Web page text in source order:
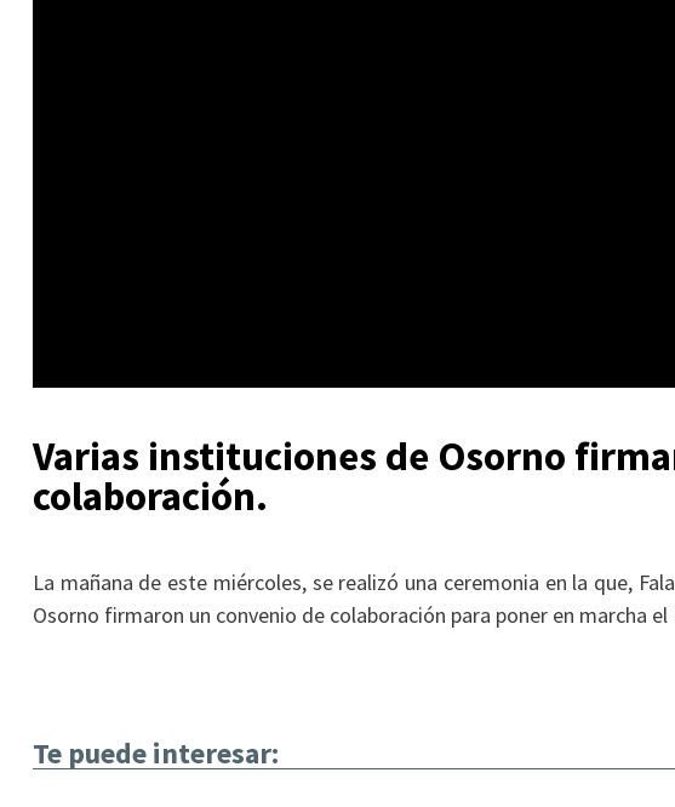
Varias instituciones de Osorno
colaboración.
La mañana de este miércoles, se realizó una ceremonia en la que,
Osorno firmaron un convenio de colaboración para poner en marcha el
Te puede interesar: